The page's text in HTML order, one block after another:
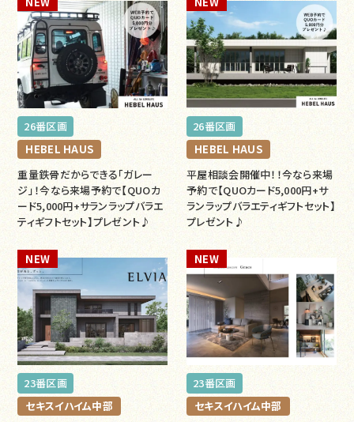
26番区画
HEBEL HAUS
重量鉄骨だからできる「ガレー
ジ」！今なら来場予約で【QUOカ
ード5,000円+サランラップバラエ
ティギフトセット】プレゼント♪
26番区画
HEBEL HAUS
平屋相談会開催中！！今なら来場
予約で【QUOカード5,000円+サ
ランラップバラエティギフトセット】
プレゼント♪
NEW
23番区画
セキスイハイム中部
NEW
23番区画
セキスイハイム中部